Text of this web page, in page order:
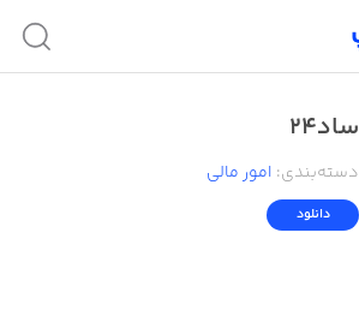
ساد24
دسته‌بندی: امور ‌مالی
دانلود